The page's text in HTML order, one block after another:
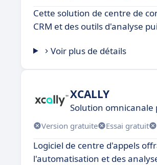
Cette solution de centre de
CRM et des outils d'analyse
Voir plus de détails
XCALLY
Solution
Version gratuite Essai gratuit
Logiciel de centre d'appels
l'automatisation et des